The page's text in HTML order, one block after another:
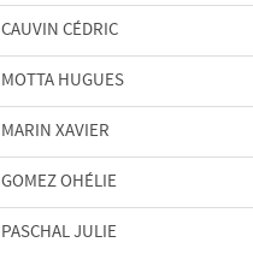
CAUVIN CÉDRIC
MOTTA HUGUES
MARIN XAVIER
GOMEZ OHÉLIE
PASCHAL JULIE